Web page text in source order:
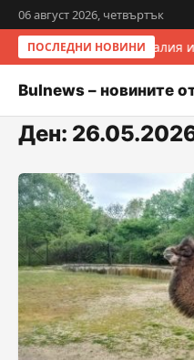
06 август 2026, четвъртък
ПОСЛЕДНИ НОВИНИИталия
Bulnews – новините
Ден: